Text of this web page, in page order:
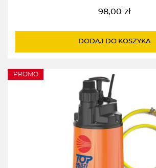
98,00 zł
DODAJ DO KOSZYKA
PROMO